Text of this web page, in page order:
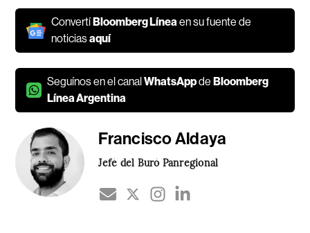
Convertí Bloomberg Líneaen su fuente de
noticiasaquí
Seguínos en el canalWhatsAppde Bloomberg
Línea Argentina
Francisco Aldaya
Jefé del Buró Panregional